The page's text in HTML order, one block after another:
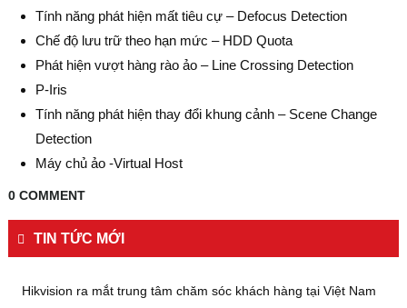
Tính năng phát hiện mất tiêu cự – Defocus Detection
Chế độ lưu trữ theo hạn mức – HDD Quota
Phát hiện vượt hàng rào ảo – Line Crossing Detection
P-Iris
Tính năng phát hiện thay đổi khung cảnh – Scene Change
Detection
Máy chủ ảo -Virtual Host
0 COMMENT
TIN TỨC MỚI
Hikvision ra mắt trung tâm chăm sóc khách hàng tại Việt Nam